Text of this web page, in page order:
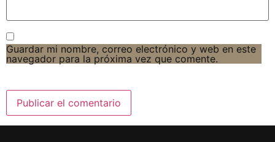
Guardar mi nombre, correo electrónico y web en este
navegador para la próxima vez que comente.